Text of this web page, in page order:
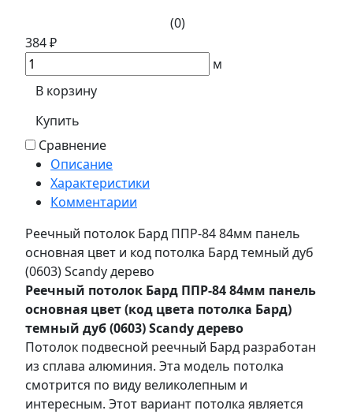
(0)
384 ₽
м
В корзину
Купить
Сравнение
Описание
Характеристики
Комментарии
Реечный потолок Бард ППР-84 84мм панель
основная цвет и код потолка Бард темный дуб
(0603) Sсandy дерево
Реечный потолок Бард ППР-84 84мм панель
основная цвет (код цвета потолка Бард)
темный дуб (0603) Sсandy дерево
Потолок подвесной реечный Бард разработан
из сплава алюминия. Эта модель потолка
смотрится по виду великолепным и
интересным. Этот вариант потолка является